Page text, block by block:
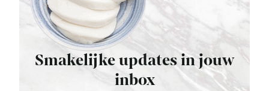
Smakelijke updates in jouw
inbox